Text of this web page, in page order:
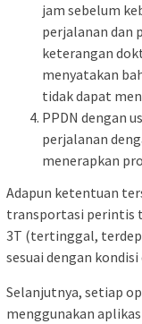
jam sebelum
perjalanan dan
keterangan
menyatakan
tidak dapat
PPDN dengan
perjalanan
menerapkan
Adapun ketentuan
transportasi perintis
3T (tertinggal,
sesuai dengan
Selanjutnya, setiap
menggunakan